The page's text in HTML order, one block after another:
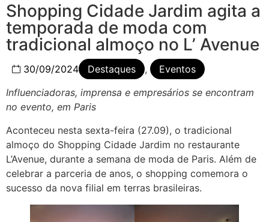
Shopping Cidade Jardim agita a
temporada de moda com
tradicional almoço no L’ Avenue
30/09/2024 Destaques ,
Eventos
Influenciadoras, imprensa e empresários se encontram
no evento, em Paris
Aconteceu nesta sexta-feira (27.09), o tradicional
almoço do Shopping Cidade Jardim no restaurante
L’Avenue, durante a semana de moda de Paris. Além de
celebrar a parceria de anos, o shopping comemora o
sucesso da nova filial em terras brasileiras.